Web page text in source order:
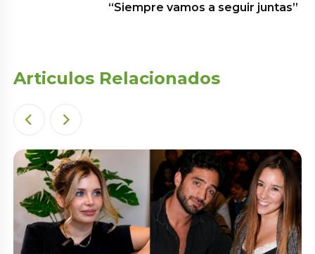
“Siempre vamos a seguir juntas”
Articulos Relacionados